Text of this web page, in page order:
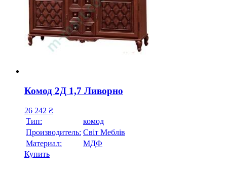
Комод 2Д 1,7 Ливорно
26 242 ₴
Тип:
комод
Производитель: Свiт Меблiв
Материал:
МДФ
Купить